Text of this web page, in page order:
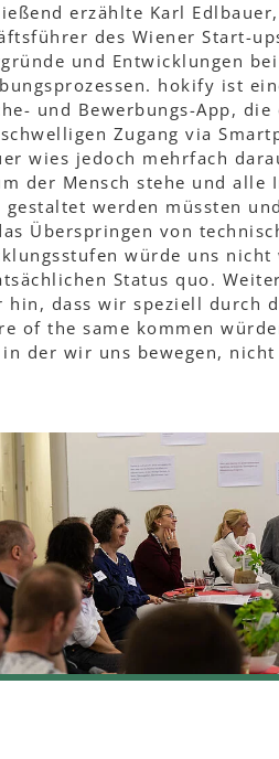
erzählte Karl
des Wiener Start-
und Entwicklungen
hokify ist
und Bewerbungs-App, die
Zugang via
wies jedoch mehrfach
der Mensch stehe und alle
gestaltet werden müssten
Überspringen von
würde uns
Status quo.
hin, dass wir speziell durch
of the same kommen
in der wir uns bewegen, nicht